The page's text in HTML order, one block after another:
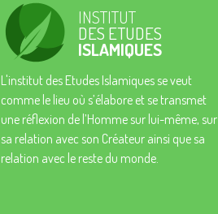
INSTITUT
DES ETUDES
ISLAMIQUES
L'institut des Etudes Islamiques se veut
comme le lieu où s’élabore et se transmet
une réflexion de l’Homme sur lui-même, sur
sa relation avec son Créateur ainsi que sa
relation avec le reste du monde.